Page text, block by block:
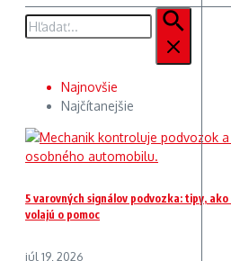
Hľadať:
Najnovšie
Najčítanejšie
5 varovných signálov podvozka: tipy, ako
volajú o pomoc
júl 19, 2026